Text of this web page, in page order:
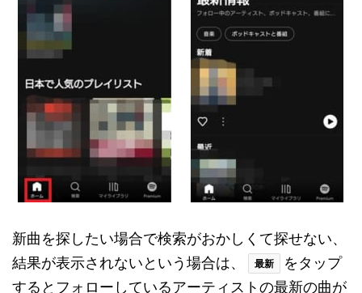
新曲を探したい場合で検索がおかしくて探せない、
結果が表示されないという場合は、
最新
をタップ
するとフォローしているアーティストの最新の曲が